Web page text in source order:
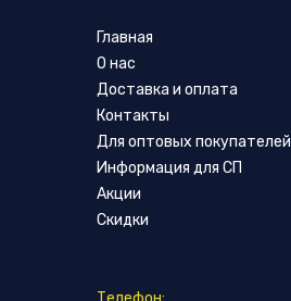
Главная
О нас
Доставка и оплата
Контакты
Для оптовых покупателей
Информация для СП
Акции
Скидки